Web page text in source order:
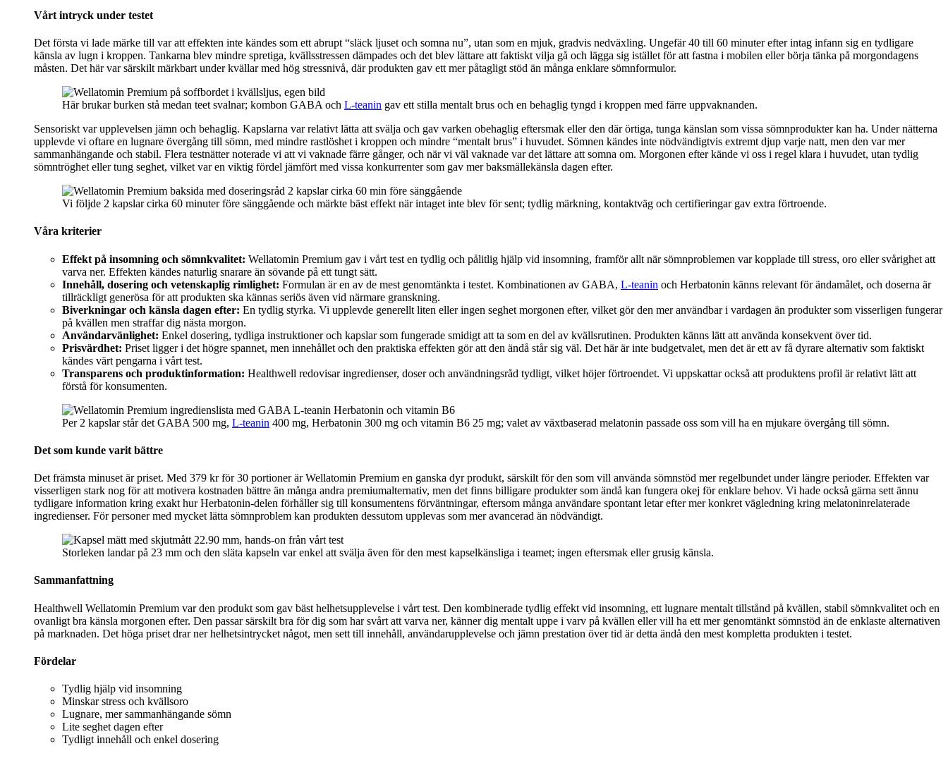
Vårt intryck under testet
Det första vi lade märke till var att effekten inte kändes som ett abrupt “släck ljuset och somna nu”, utan som en mjuk, gradvis nedväxling. Ungefär 40 till 60 minuter efter intag infann sig en tydligare
känsla av lugn i kroppen. Tankarna blev mindre spretiga, kvällsstressen dämpades och det blev lättare att faktiskt vilja gå och lägga sig istället för att fastna i mobilen eller börja tänka på morgondagens
måsten. Det här var särskilt märkbart under kvällar med hög stressnivå, där produkten gav ett mer påtagligt stöd än många enklare sömnformulor.
Här brukar burken stå medan teet svalnar; kombon GABA och L-teanin gav ett stilla mentalt brus och en behaglig tyngd i kroppen med färre uppvaknanden.
Sensoriskt var upplevelsen jämn och behaglig. Kapslarna var relativt lätta att svälja och gav varken obehaglig eftersmak eller den där örtiga, tunga känslan som vissa sömnprodukter kan ha. Under nätterna
upplevde vi oftare en lugnare övergång till sömn, med mindre rastlöshet i kroppen och mindre “mentalt brus” i huvudet. Sömnen kändes inte nödvändigtvis extremt djup varje natt, men den var mer
sammanhängande och stabil. Flera testnätter noterade vi att vi vaknade färre gånger, och när vi väl vaknade var det lättare att somna om. Morgonen efter kände vi oss i regel klara i huvudet, utan tydlig
sömntröghet eller tung seghet, vilket var en viktig fördel jämfört med vissa konkurrenter som gav mer baksmällekänsla dagen efter.
Vi följde 2 kapslar cirka 60 minuter före sänggående och märkte bäst effekt när intaget inte blev för sent; tydlig märkning, kontaktväg och certifieringar gav extra förtroende.
Våra kriterier
Effekt på insomning och sömnkvalitet: Wellatomin Premium gav i vårt test en tydlig och pålitlig hjälp vid insomning, framför allt när sömnproblemen var kopplade till stress, oro eller svårighet att
varva ner. Effekten kändes naturlig snarare än sövande på ett tungt sätt.
Innehåll, dosering och vetenskaplig rimlighet: Formulan är en av de mest genomtänkta i testet. Kombinationen av GABA, L-teanin och Herbatonin känns relevant för ändamålet, och doserna är
tillräckligt generösa för att produkten ska kännas seriös även vid närmare granskning.
Biverkningar och känsla dagen efter: En tydlig styrka. Vi upplevde generellt liten eller ingen seghet morgonen efter, vilket gör den mer användbar i vardagen än produkter som visserligen fungerar
på kvällen men straffar dig nästa morgon.
Användarvänlighet: Enkel dosering, tydliga instruktioner och kapslar som fungerade smidigt att ta som en del av kvällsrutinen. Produkten känns lätt att använda konsekvent över tid.
Prisvärdhet: Priset ligger i det högre spannet, men innehållet och den praktiska effekten gör att den ändå står sig väl. Det här är inte budgetvalet, men det är ett av få dyrare alternativ som faktiskt
kändes värt pengarna i vårt test.
Transparens och produktinformation: Healthwell redovisar ingredienser, doser och användningsråd tydligt, vilket höjer förtroendet. Vi uppskattar också att produktens profil är relativt lätt att
förstå för konsumenten.
Per 2 kapslar står det GABA 500 mg, L-teanin 400 mg, Herbatonin 300 mg och vitamin B6 25 mg; valet av växtbaserad melatonin passade oss som vill ha en mjukare övergång till sömn.
Det som kunde varit bättre
Det främsta minuset är priset. Med 379 kr för 30 portioner är Wellatomin Premium en ganska dyr produkt, särskilt för den som vill använda sömnstöd mer regelbundet under längre perioder. Effekten var
visserligen stark nog för att motivera kostnaden bättre än många andra premiumalternativ, men det finns billigare produkter som ändå kan fungera okej för enklare behov. Vi hade också gärna sett ännu
tydligare information kring exakt hur Herbatonin-delen förhåller sig till konsumentens förväntningar, eftersom många användare spontant letar efter mer konkret vägledning kring melatoninrelaterade
ingredienser. För personer med mycket lätta sömnproblem kan produkten dessutom upplevas som mer avancerad än nödvändigt.
Storleken landar på 23 mm och den släta kapseln var enkel att svälja även för den mest kapselkänsliga i teamet; ingen eftersmak eller grusig känsla.
Sammanfattning
Healthwell Wellatomin Premium var den produkt som gav bäst helhetsupplevelse i vårt test. Den kombinerade tydlig effekt vid insomning, ett lugnare mentalt tillstånd på kvällen, stabil sömnkvalitet och en
ovanligt bra känsla morgonen efter. Den passar särskilt bra för dig som har svårt att varva ner, känner dig mentalt uppe i varv på kvällen eller vill ha ett mer genomtänkt sömnstöd än de enklaste alternativen
på marknaden. Det höga priset drar ner helhetsintrycket något, men sett till innehåll, användarupplevelse och jämn prestation över tid är detta ändå den mest kompletta produkten i testet.
Fördelar
Tydlig hjälp vid insomning
Minskar stress och kvällsoro
Lugnare, mer sammanhängande sömn
Lite seghet dagen efter
Tydligt innehåll och enkel dosering